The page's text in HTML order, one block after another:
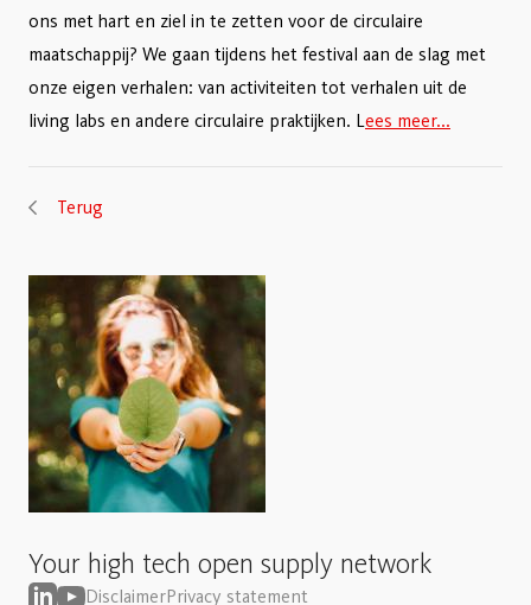
ons met hart en ziel in te zetten voor de circulaire
maatschappij? We gaan tijdens het festival aan de slag met
onze eigen verhalen: van activiteiten tot verhalen uit de
living labs en andere circulaire praktijken. Lees meer...
Terug
Your high tech open supply network
DisclaimerPrivacy statement